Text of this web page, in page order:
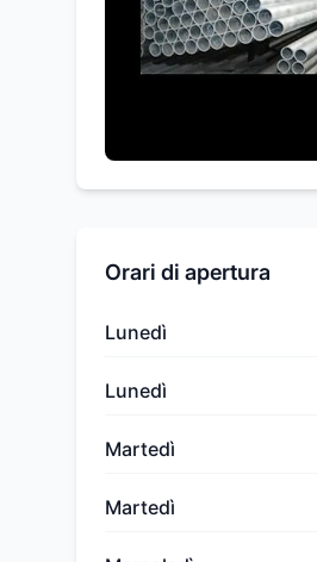
Orari di apertura
Lunedì
Lunedì
Martedì
Martedì